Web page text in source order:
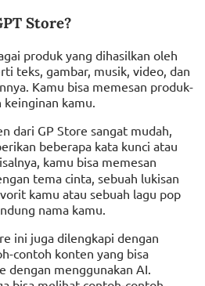
Store?
produk yang dihasilkan oleh
teks, gambar, musik, video, dan
Kamu bisa memesan produk-
kamu.
dari GP Store sangat mudah,
beberapa kata kunci atau
kamu bisa memesan
tema cinta, sebuah lukisan
kamu atau sebuah lagu pop
nama kamu.
ini juga dilengkapi dengan
contoh konten yang bisa
dengan menggunakan AI.